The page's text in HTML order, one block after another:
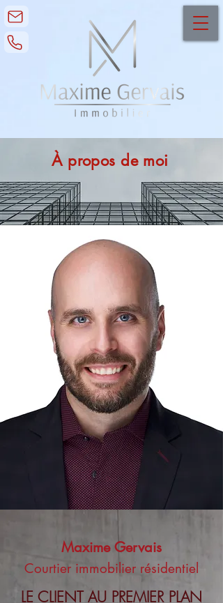
À propos de moi
Maxime Gervais
Courtier immobilier résidentiel
LE CLIENT AU PREMIER PLAN